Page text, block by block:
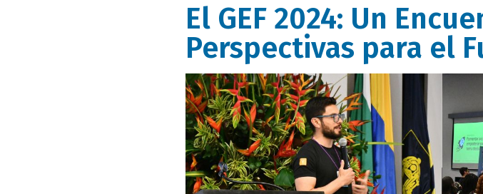
El GEF 2024: Un
Perspectivas para el